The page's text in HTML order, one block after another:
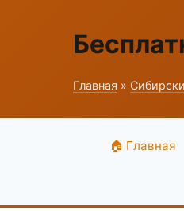
Главная »
🏠 Главная